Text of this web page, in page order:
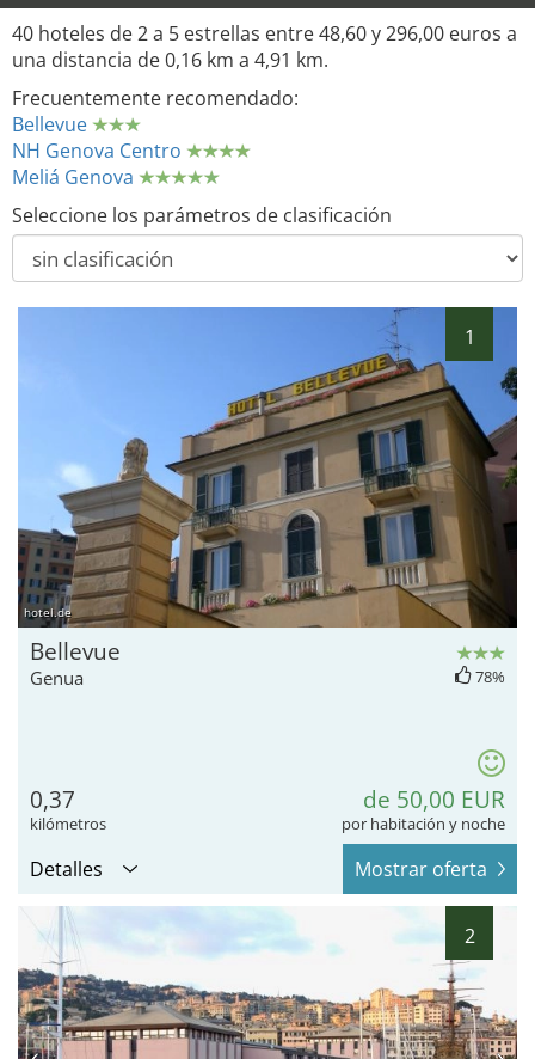
40 hoteles de 2 a 5 estrellas entre 48,60 y 296,00 euros a
una distancia de 0,16 km a 4,91 km.
Frecuentemente recomendado:
Bellevue
NH Genova Centro
Meliá Genova
Seleccione los parámetros de clasificación
1
hotel.de
Bellevue
Genua 78%
0,37
kilómetros
de 50,00 EUR
por habitación y noche
Detalles Mostrar oferta
2